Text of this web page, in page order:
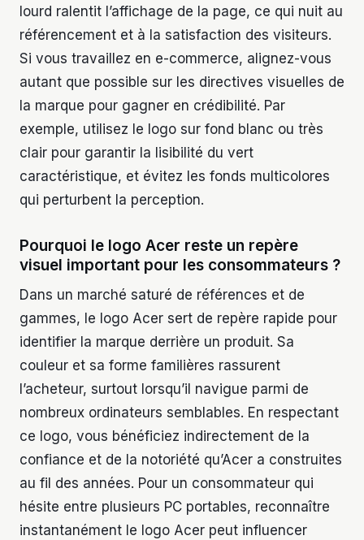
lourd ralentit l’affichage de la page, ce qui nuit au
référencement et à la satisfaction des visiteurs.
Si vous travaillez en e-commerce, alignez-vous
autant que possible sur les directives visuelles de
la marque pour gagner en crédibilité. Par
exemple, utilisez le logo sur fond blanc ou très
clair pour garantir la lisibilité du vert
caractéristique, et évitez les fonds multicolores
qui perturbent la perception.
Pourquoi le logo Acer reste un repère
visuel important pour les consommateurs ?
Dans un marché saturé de références et de
gammes, le logo Acer sert de repère rapide pour
identifier la marque derrière un produit. Sa
couleur et sa forme familières rassurent
l’acheteur, surtout lorsqu’il navigue parmi de
nombreux ordinateurs semblables. En respectant
ce logo, vous bénéficiez indirectement de la
confiance et de la notoriété qu’Acer a construites
au fil des années. Pour un consommateur qui
hésite entre plusieurs PC portables, reconnaître
instantanément le logo Acer peut influencer